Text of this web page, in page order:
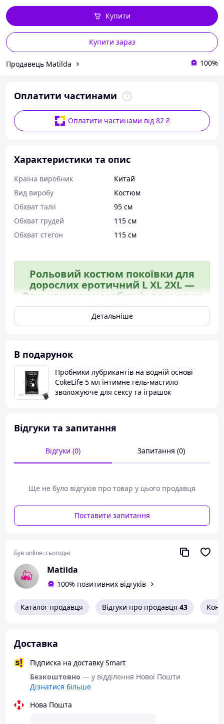
Купити зараз
Купити
Продавець Matilda 100%
Оплатити частинами
Оплатити частинами від 82 ₴
Характеристики та опис
Країна виробник
Китай
Вид виробу
Костюм
Обхват талії
95 см
Обхват грудей
115 см
Обхват стегон
115 см
Рольовий костюм покоївки для
дорослих еротичний L XL 2XL —
Ваш ключ до незабутніх рольових
ігор!
Перетворіться в спокусливу покоївку і
відкрийте нові грані інтимного життя!
поліестеру
Підходить для розмірів L, XL та 2XL (46-50)
Стильний чорний колір з мереживним
фартухом
Без застібки для легкості вдягання
Детальніше
В подарунок
Пробники лубрикантів на водній основі
CokeLife 5 мл інтимне гель-мастило
зволожуюче для сексу та іграшок
Відгуки та запитання
Відгуки (0) Запитання (0)
Ще не було відгуків про товар у цього продавця
Поставити запитання
Був online:сьогодні
Matilda
100% позитивних відгуків
Каталог продавця Відгуки про продавця 43
Доставка
Підписка на доставку Smart
Безкоштовно — у відділення Нової Пошти
Дізнатися більше
Нова Пошта